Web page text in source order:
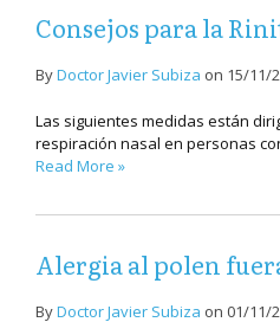
Consejos para la
ByDoctor Javier Subiza on 15/11/
Las siguientes medidas están
respiración nasal en personas
Read More »
Alergia al polen
ByDoctor Javier Subiza on 01/11/